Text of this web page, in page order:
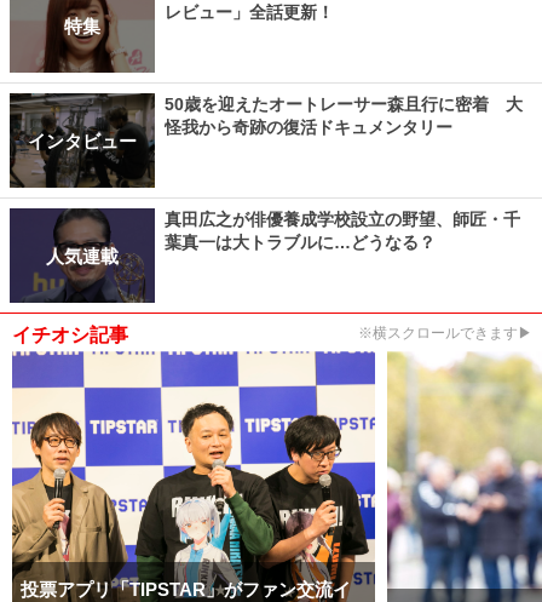
特集
レビュー」全話更新！
インタビュー
50歳を迎えたオートレーサー森且行に密着 大
怪我から奇跡の復活ドキュメンタリー
人気連載
真田広之が俳優養成学校設立の野望、師匠・千
葉真一は大トラブルに…どうなる？
イチオシ記事 ※横スクロールできます▶
投票アプリ「TIPSTAR」がファン交流イ